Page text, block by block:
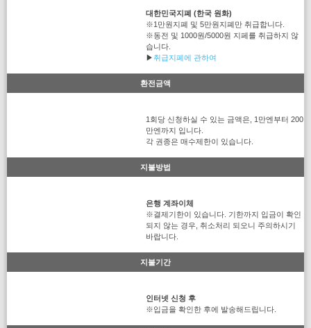
대한민국지폐 (한국 원화)
※1만원지폐 및 5만원지폐만 취급합니다.
※동전 및 1000원/5000원 지페를 취급하지 않
습니다.
▶취급지폐에 관하여
환전금액
1회당 신청하실 수 있는 금액은, 1만엔부터 200
만엔까지 입니다.
각 권종은 매수제한이 있습니다.
지불방법
은행 계좌이체
※결제기한이 있습니다. 기한까지 입금이 확인
되지 않는 경우, 취소처리 되오니 주의하시기
바랍니다.
지불기간
인터넷 신청 후
※입금을 확인한 후에 발송해드립니다.